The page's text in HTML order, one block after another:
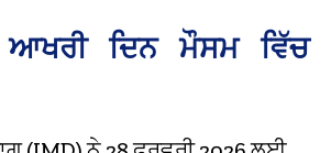
ਦਿਨ ਮੌਸਮ ਵਿੱਚ